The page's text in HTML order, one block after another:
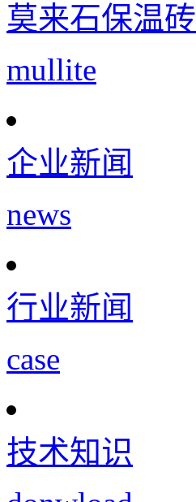
莫来石保温砖
mullite
企业新闻
news
行业新闻
case
技术知识